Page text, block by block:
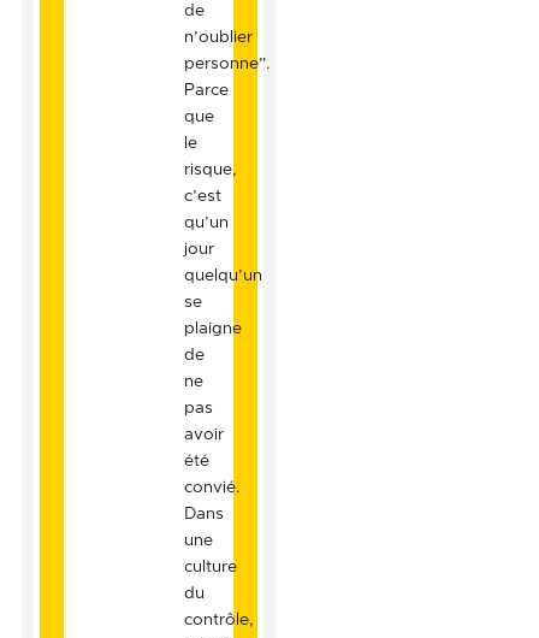
de
n’oublier
personne”.
Parce
que
le
risque,
c’est
qu’un
jour
quelqu’un
se
plaigne
de
ne
pas
avoir
été
convié.
Dans
une
culture
du
contrôle,